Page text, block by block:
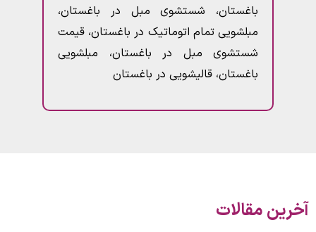
باغستان، شستشوی مبل در باغستان،
مبلشویی تمام اتوماتیک در باغستان، قیمت
شستشوی مبل در باغستان، مبلشویی
باغستان، قالیشویی در باغستان
آخرین مقالات